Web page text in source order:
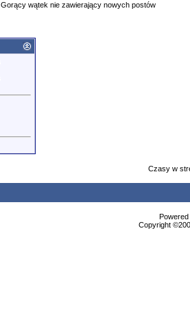
Gorący wątek nie zawierający nowych postów
Czasy w
Copyright